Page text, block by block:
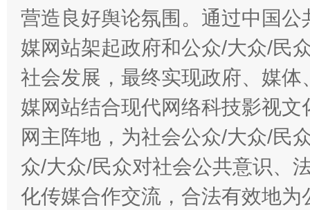
揭开“小金库”的免责幌子
营造良好舆论氛围。通过中国
媒网站架起政府和公众/大众/民
社会发展，最终实现政府、媒
媒网站结合现代网络科技影视
网主阵地，为社会公众/大众/民
众/大众/民众对社会公共意识、
化传媒合作交流，合法有效地